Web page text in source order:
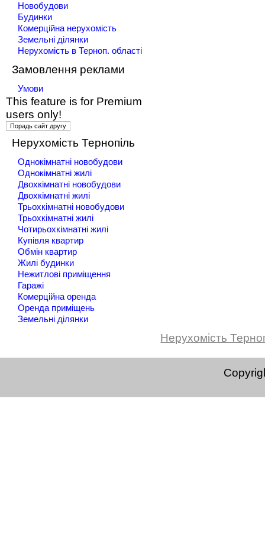
Новобудови
Будинки
Комерційна нерухомість
Земельні ділянки
Нерухомість в Терноп. області
Замовлення реклами
Умови
This feature is for Premium
users only!
Нерухомість Тернопіль
Однокімнатні новобудови
Однокімнатні жилі
Двохкімнатні новобудови
Двохкімнатні жилі
Трьохкімнатні новобудови
Трьохкімнатні жилі
Чотирьохкімнатні жилі
Купівля квартир
Обмін квартир
Жилі будинки
Нежитлові приміщення
Гаражі
Комерційна оренда
Оренда приміщень
Земельні ділянки
Нерухомість